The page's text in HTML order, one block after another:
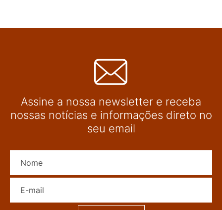
Assine a nossa newsletter e receba
nossas notícias e informações direto no
seu email